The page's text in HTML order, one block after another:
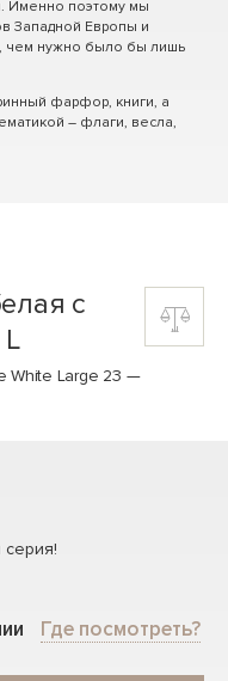
Именно поэтому мы
Западной Европы и
чем нужно было бы лишь
фарфор, книги, а
– флаги, весла,
с
White Large 23 —
Где посмотреть?